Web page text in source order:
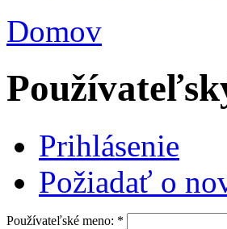
Domov
Prihlásenie
Požiadať o
Používateľské meno: *